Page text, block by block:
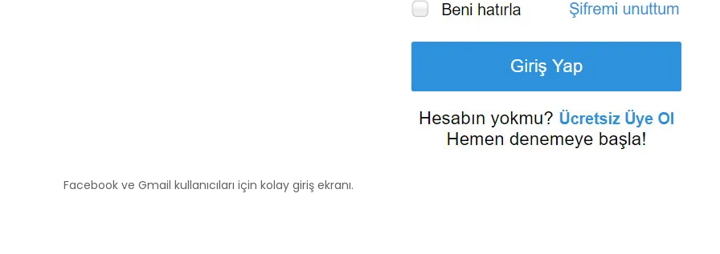
Facebook ve Gmail kullanıcıları için kolay giriş ekranı.